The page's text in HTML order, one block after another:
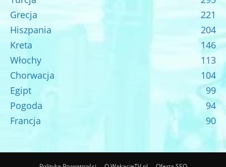
Grecja
221
Hiszpania
204
Kreta
146
Włochy
113
Chorwacja
104
Egipt
99
Pogoda
94
Francja
90